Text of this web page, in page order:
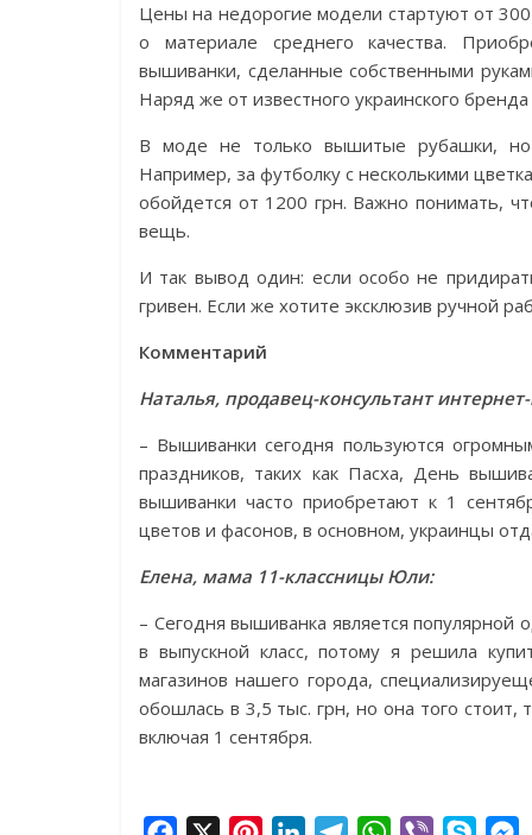
Цены на недорогие модели стартуют от
о материале среднего качества.
вышиванки, сделанные собственными
Наряд же от известного украинского
В моде не только вышитые рубашки, но
Например, за футболку с несколькими
обойдется от 1200 грн. Важно понимать,
вещь.
И так вывод один: если особо не
гривен. Если же хотите эксклюзив ручной
Комментарий
Наталья, продавец-консультант
– Вышиванки сегодня пользуются
праздников, таких как Пасха, День
вышиванки часто приобретают к 1
цветов и фасонов, в основном, украинцы
Елена, мама 11-классницы Юли:
– Сегодня вышиванка является
в выпускной класс, потому я решила
магазинов нашего города,
обошлась в 3,5 тыс. грн, но она того
включая 1 сентября.